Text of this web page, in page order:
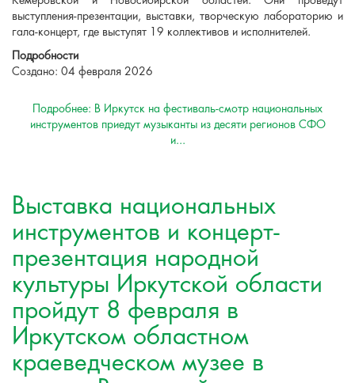
выступления-презентации, выставки, творческую лабораторию и
гала-концерт, где выступят 19 коллективов и исполнителей.
Подробности
Создано: 04 февраля 2026
Подробнее: В Иркутск на фестиваль-смотр национальных
инструментов приедут музыканты из десяти регионов СФО
и...
Выставка национальных
инструментов и концерт-
презентация народной
культуры Иркутской области
пройдут 8 февраля в
Иркутском областном
краеведческом музее в